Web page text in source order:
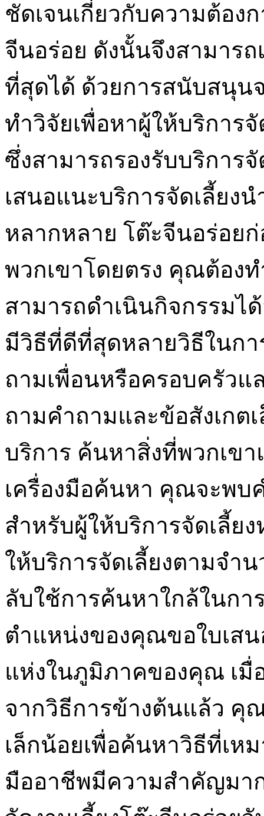
ชัดเจนเกี่ยวกับความต้อง
จีนอร่อย ดังนั้นจึงสามารถ
ที่สุดได้ ด้วยการสนับสนุน
ทำวิจัยเพื่อหาผู้ให้บริการ
ซึ่งสามารถรองรับบริการ
เสนอแนะบริการจัดเลี้ย
หลากหลาย โต๊ะจีนอร่อย
พวกเขาโดยตรง คุณต้อง
สามารถดำเนินกิจกรรมไ
มีวิธีที่ดีที่สุดหลายวิธีในกา
ถามเพื่อนหรือครอบครัว
ถามคำถามและข้อสังเกต
บริการ ค้นหาสิ่งที่พวกเข
เครื่องมือค้นหา คุณจะพบ
สำหรับผู้ให้บริการจัดเลี้ย
ให้บริการจัดเลี้ยงตามจำ
ลับใช้การค้นหาใกล้ในกา
ตำแหน่งของคุณขอใบเส
แห่งในภูมิภาคของคุณ เมื่
จากวิธีการข้างต้นแล้ว คุ
เล็กน้อยเพื่อค้นหาวิธีที่เห
มืออาชีพมีความสำคัญมา